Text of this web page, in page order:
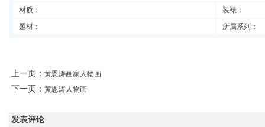
材质：
装裱：
题材：
所属系列：
上一页： 黄恩涛画家人物画
下一页： 黄恩涛人物画
发表评论